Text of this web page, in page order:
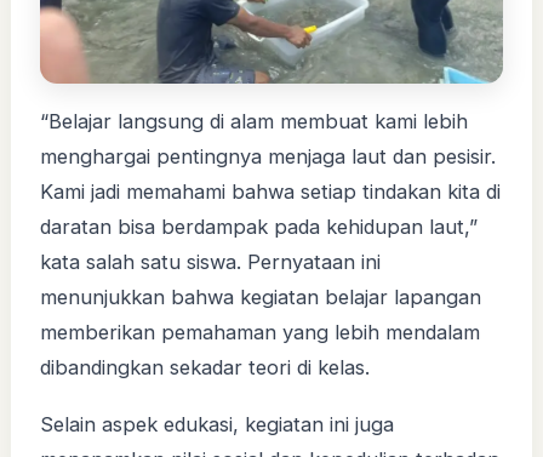
“Belajar langsung di alam membuat kami lebih
menghargai pentingnya menjaga laut dan pesisir.
Kami jadi memahami bahwa setiap tindakan kita di
daratan bisa berdampak pada kehidupan laut,”
kata salah satu siswa. Pernyataan ini
menunjukkan bahwa kegiatan belajar lapangan
memberikan pemahaman yang lebih mendalam
dibandingkan sekadar teori di kelas.
Selain aspek edukasi, kegiatan ini juga